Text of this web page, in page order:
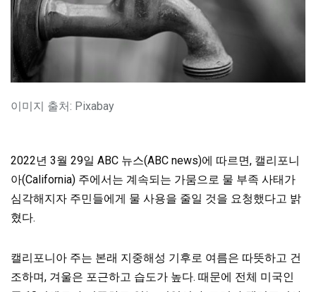
이미지 출처: Pixabay
2022년 3월 29일 ABC 뉴스(ABC news)에 따르면, 캘리포니
아(California) 주에서는 계속되는 가뭄으로 물 부족 사태가
심각해지자 주민들에게 물 사용을 줄일 것을 요청했다고 밝
혔다.
캘리포니아 주는 본래 지중해성 기후로 여름은 따뜻하고 건
조하며, 겨울은 포근하고 습도가 높다. 때문에 전체 미국인